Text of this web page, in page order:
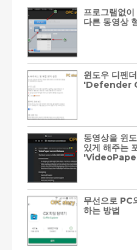
프로그램없
다른 동영상
윈도우 디펜
'Defender
동영상을 윈
있게 해주는
무선으로 PC
하는 방법